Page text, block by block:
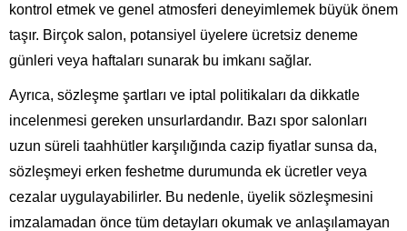
kontrol etmek ve genel atmosferi deneyimlemek büyük önem
taşır. Birçok salon, potansiyel üyelere ücretsiz deneme
günleri veya haftaları sunarak bu imkanı sağlar.
Ayrıca, sözleşme şartları ve iptal politikaları da dikkatle
incelenmesi gereken unsurlardandır. Bazı spor salonları
uzun süreli taahhütler karşılığında cazip fiyatlar sunsa da,
sözleşmeyi erken feshetme durumunda ek ücretler veya
cezalar uygulayabilirler. Bu nedenle, üyelik sözleşmesini
imzalamadan önce tüm detayları okumak ve anlaşılamayan